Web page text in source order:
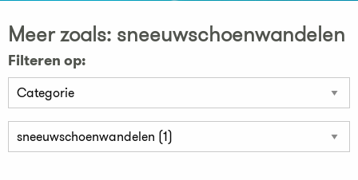
Meer zoals: sneeuwschoenwandelen
Filteren op: